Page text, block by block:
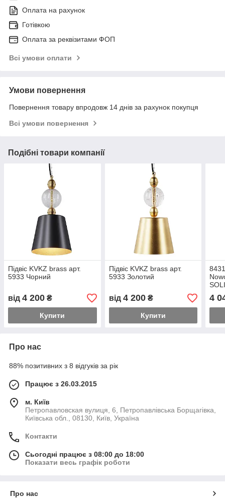
Оплата на рахунок
Готівкою
Оплата за реквізитами ФОП
Всі умови оплати
Умови повернення
Повернення товару впродовж 14 днів за рахунок покупця
Всі умови повернення
Подібні товари компанії
Підвіс KVKZ brass арт.
5933 Чорний
від 4 200 ₴
Купити
Підвіс KVKZ brass арт.
5933 Золотий
від 4 200₴
Купити
4
Про нас
88% позитивних з 8 відгуків за рік
Працює з 26.03.2015
м. Київ
Петропавловская вулиця, 6, Петропавлівська Борщагівка,
Київська обл., 08130, Київ, Україна
Контакти
Сьогодні працює з 08:00 до 18:00
Показати весь графік роботи
Про нас